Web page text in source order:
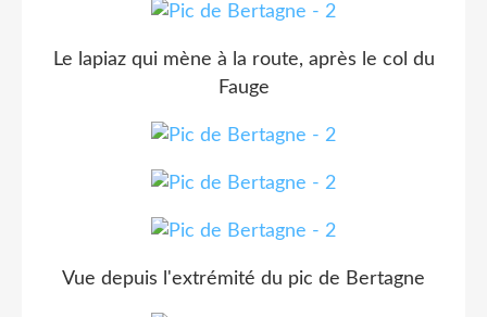
Le lapiaz qui mène à la route, après le col du
Fauge
Vue depuis l'extrémité du pic de Bertagne